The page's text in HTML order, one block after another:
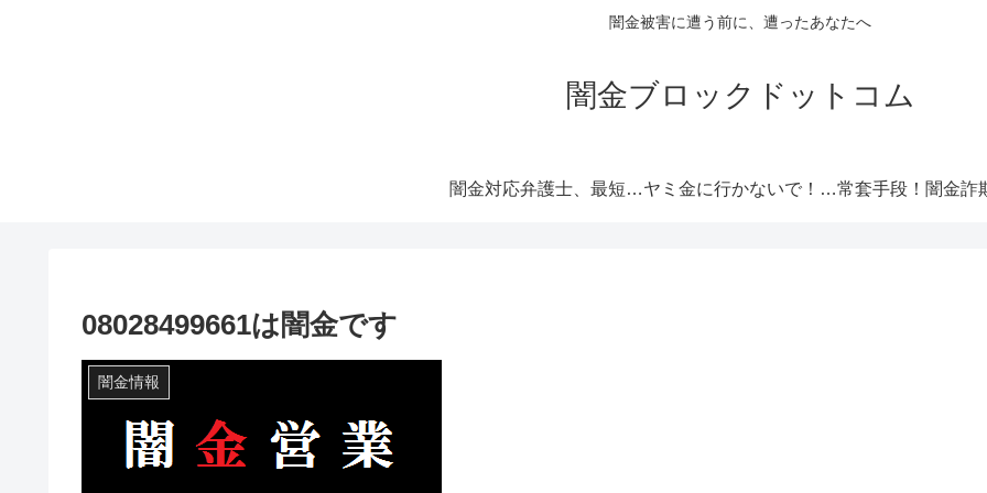
闇金被害に遭う前に、遭ったあなたへ
闇金ブロックドットコム
闇金対応弁護士、最短即日解決！ ヤミ金に行かないで！厳選オススメ消費者金融
08028499661は闇金です
闇金情報